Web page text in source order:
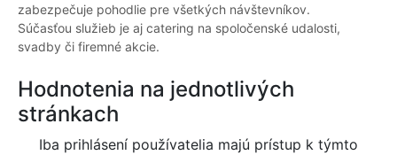
zabezpečuje pohodlie pre všetkých návštevníkov.
Súčasťou služieb je aj catering na spoločenské udalosti,
svadby či firemné akcie.
Hodnotenia na jednotlivých
stránkach
Iba prihlásení používatelia majú prístup k týmto